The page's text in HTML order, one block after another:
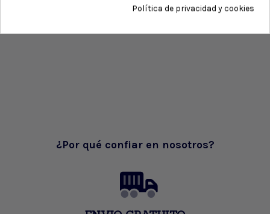
¿Por qué confiar en nosotros?
Política de privacidad y cookies